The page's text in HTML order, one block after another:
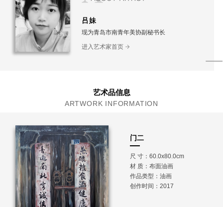
吕妹
现为青岛市南青年美协副秘书长
进入艺术家首页
艺术品信息
ARTWORK INFORMATION
门二
尺 寸：60.0x80.0cm
材 质： 布面油画
作品类型：油画
创作时间：2017